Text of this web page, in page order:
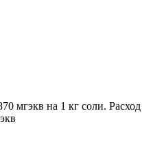
мгэкв на 1 кг соли. Расход